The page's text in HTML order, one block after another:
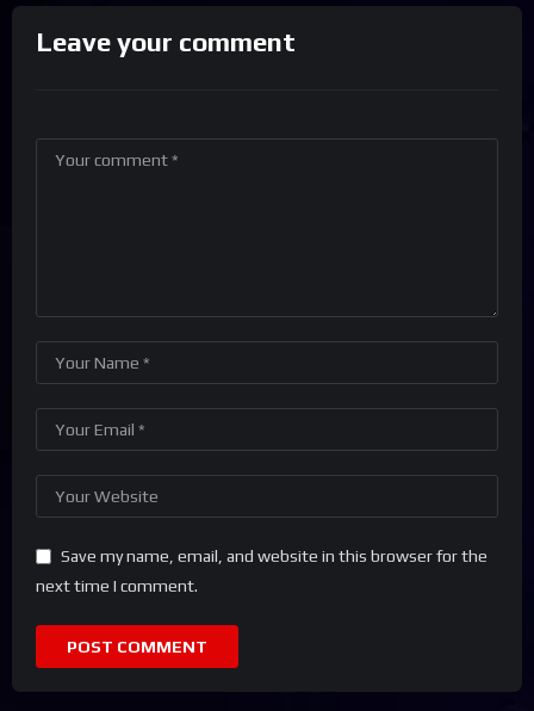
Leave your comment
Save my name, email, and website in this browser for the
next time I comment.